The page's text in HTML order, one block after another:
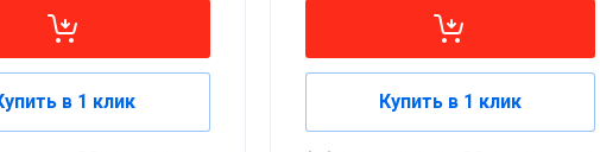
в 1 клик Купить в 1 клик